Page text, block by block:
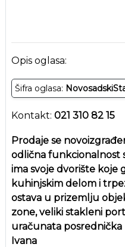
Opis oglasa:
Šifra oglasa:
Kontakt: 021 310 82 15
Prodaje se
odlična funkcionalnost
ima svoje dvorište koje
kuhinjskim delom i
ostava u prizemlju
zone, veliki stakleni
uračunata posrednička
Ivana